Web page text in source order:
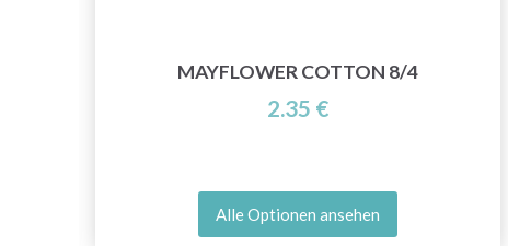
MAYFLOWER COTTON 8/4
2.35 €
Alle Optionen ansehen